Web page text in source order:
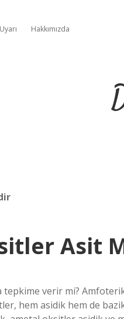
Hakkımızda
Asit
verir mi?
hem asidik hem de